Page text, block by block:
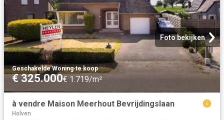
Foto bekijken
Geschakelde Woning·te koop
€ 325.000€ 1.719/m²
à vendre Maison Meerhout Bevrijdingslaan
Holven